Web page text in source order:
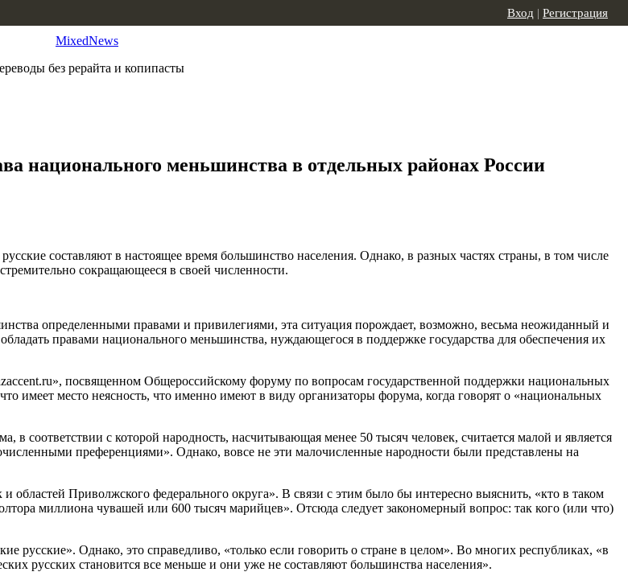
MixedNews
без рерайта и копипасты
Вход | Регистрация
национального меньшинства в отдельных районах России
составляют в настоящее время большинство населения. Однако, в разных частях страны, в том числе
сокращающееся в своей численности.
определенными правами и привилегиями, эта ситуация порождает, возможно, весьма неожиданный и
правами национального меньшинства, нуждающегося в поддержке государства для обеспечения их
посвященном Общероссийскому форуму по вопросам государственной поддержки национальных
имеет место неясность, что именно имеют в виду организаторы форума, когда говорят о «национальных
в соответствии с которой народность, насчитывающая менее 50 тысяч человек, считается малой и является
преференциями». Однако, вовсе не эти малочисленные народности были представлены на
областей Приволжского федерального округа». В связи с этим было бы интересно выяснить, «кто в таком
миллиона чувашей или 600 тысяч марийцев». Отсюда следует закономерный вопрос: так кого (или что)
русские». Однако, это справедливо, «только если говорить о стране в целом». Во многих республиках, «в
русских становится все меньше и они уже не составляют большинства населения».